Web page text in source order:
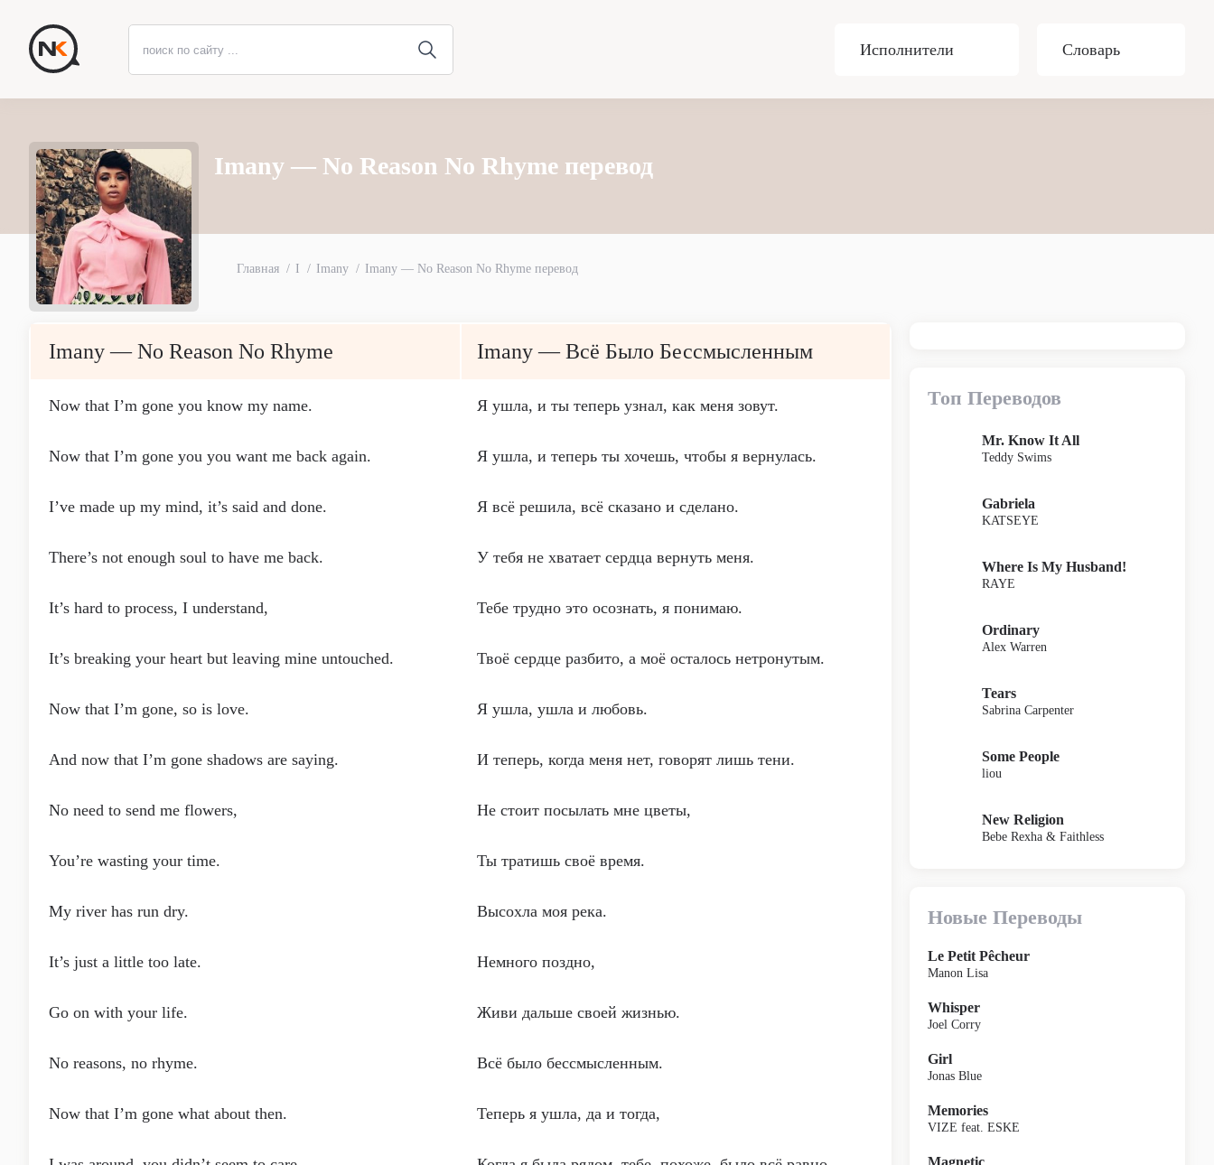
Исполнители Словарь
Imany — No Reason No Rhyme перевод
Главная I Imany Imany — No Reason No Rhyme перевод
Imany — No Reason No Rhyme Imany — Всё Было Бессмысленным
Now that I’m gone you know my name. Я ушла, и ты теперь узнал, как меня зовут.
Now that I’m gone you you want me back again. Я ушла, и теперь ты хочешь, чтобы я вернулась.
I’ve made up my mind, it’s said and done. Я всё решила, всё сказано и сделано.
There’s not enough soul to have me back. У тебя не хватает сердца вернуть меня.
It’s hard to process, I understand, Тебе трудно это осознать, я понимаю.
It’s breaking your heart but leaving mine untouched. Твоё сердце разбито, а моё осталось нетронутым.
Now that I’m gone, so is love. Я ушла, ушла и любовь.
And now that I’m gone shadows are saying. И теперь, когда меня нет, говорят лишь тени.
No need to send me flowers, Не стоит посылать мне цветы,
You’re wasting your time. Ты тратишь своё время.
My river has run dry. Высохла моя река.
It’s just a little too late. Немного поздно,
Go on with your life. Живи дальше своей жизнью.
No reasons, no rhyme. Всё было бессмысленным.
Now that I’m gone what about then. Теперь я ушла, да и тогда,
Топ Переводов
Mr. Know It All
Teddy Swims
Gabriela
KATSEYE
Where Is My Husband!
RAYE
Ordinary
Alex Warren
Tears
Sabrina Carpenter
Some People
liou
New Religion
Bebe Rexha & Faithless
Новые Переводы
Le Petit Pêcheur
Manon Lisa
Whisper
Joel Corry
Girl
Jonas Blue
Memories
VIZE feat. ESKE
Magnetic